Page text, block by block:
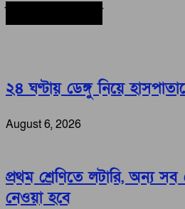
২৪ ঘণ্টায় ডেঙ্গু নিয়ে
August 6, 2026
প্রথম শ্রেণিতে লটারি, অন্য সব
নেওয়া হবে